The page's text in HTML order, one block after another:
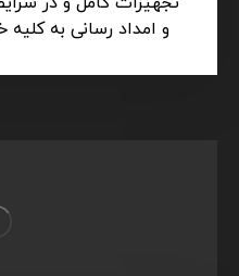
و امداد رسانی به